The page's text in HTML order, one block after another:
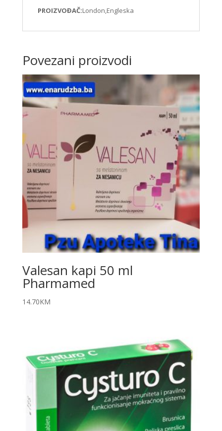
PROIZVOĐAČ:London,Engleska
Povezani proizvodi
Valesan kapi 50 ml
Pharmamed
14.70KM